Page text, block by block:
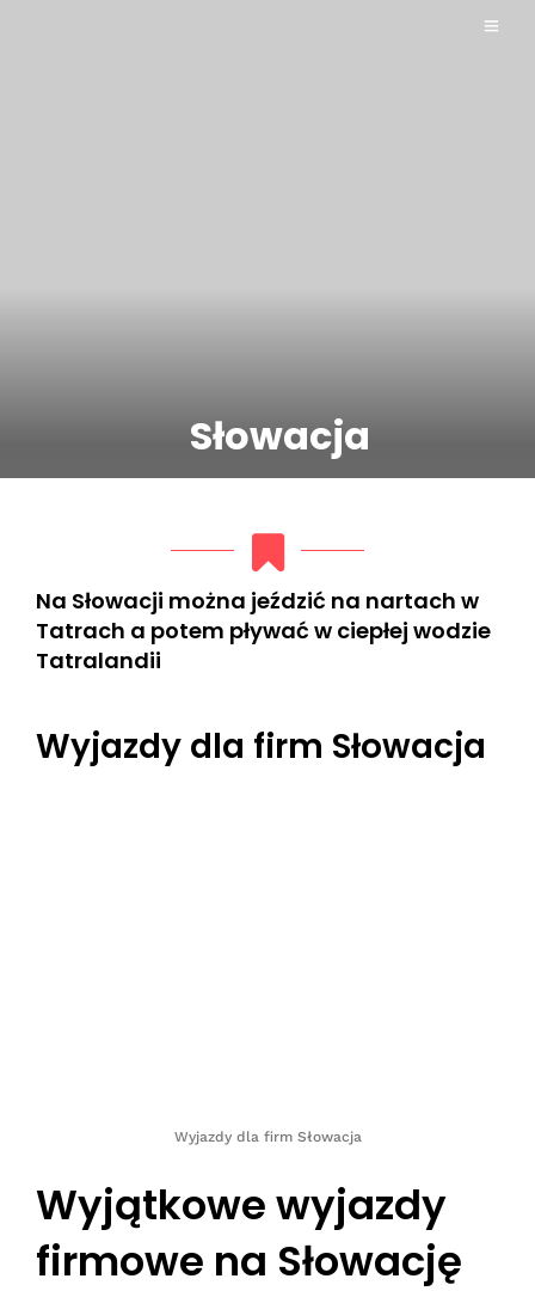
Słowacja
Na Słowacji można jeździć na nartach w
Tatrach a potem pływać w ciepłej wodzie
Tatralandii
Wyjazdy dla firm Słowacja
Wyjazdy dla firm Słowacja
Wyjątkowe wyjazdy
firmowe na Słowację